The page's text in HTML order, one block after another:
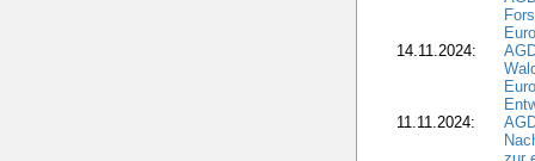
14.11.2024:
11.11.2024: